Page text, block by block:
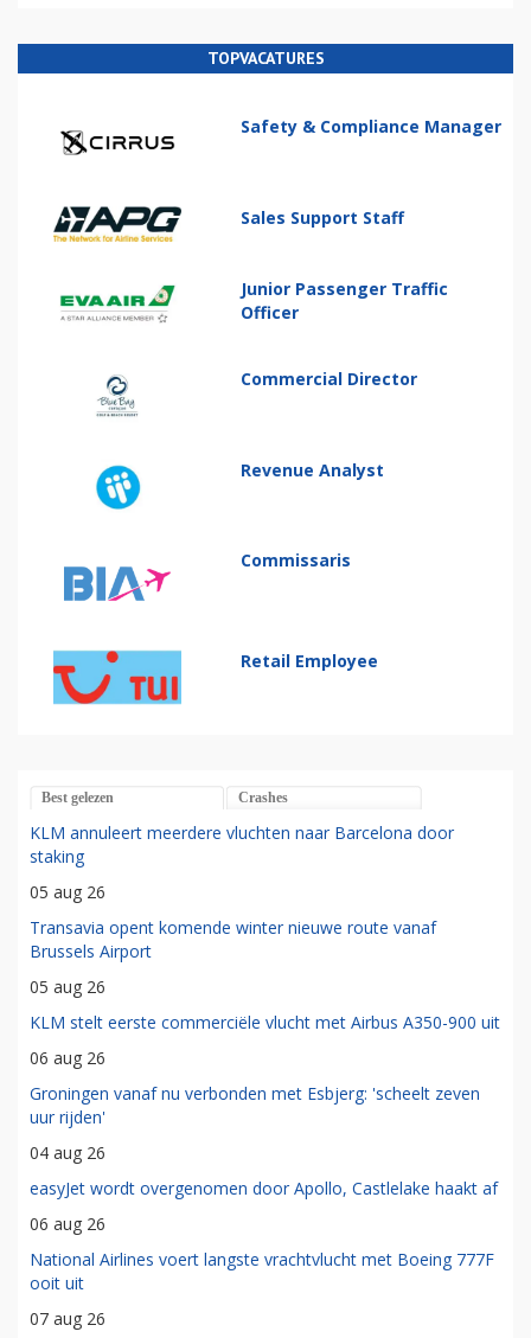
TOPVACATURES
Safety & Compliance Manager
Sales Support Staff
Junior Passenger Traffic
Officer
Commercial Director
Revenue Analyst
Commissaris
Retail Employee
Best gelezen Crashes
KLM annuleert meerdere vluchten naar Barcelona door
staking
05 aug 26
Transavia opent komende winter nieuwe route vanaf
Brussels Airport
05 aug 26
KLM stelt eerste commerciële vlucht met Airbus A350-900 uit
06 aug 26
Groningen vanaf nu verbonden met Esbjerg: 'scheelt zeven
uur rijden'
04 aug 26
easyJet wordt overgenomen door Apollo, Castlelake haakt af
06 aug 26
National Airlines voert langste vrachtvlucht met Boeing 777F
ooit uit
07 aug 26